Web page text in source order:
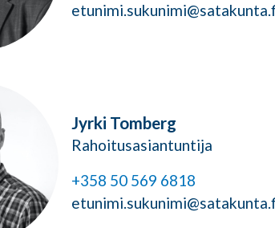
Jyrki Tomberg
Rahoitusasiantuntija
+358 50 569 6818